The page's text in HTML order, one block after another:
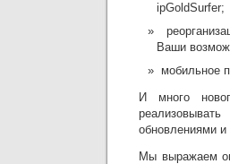
ipGoldSurfer;
Ваши
мобильное
И много
обновлениями и
Мы выражаем